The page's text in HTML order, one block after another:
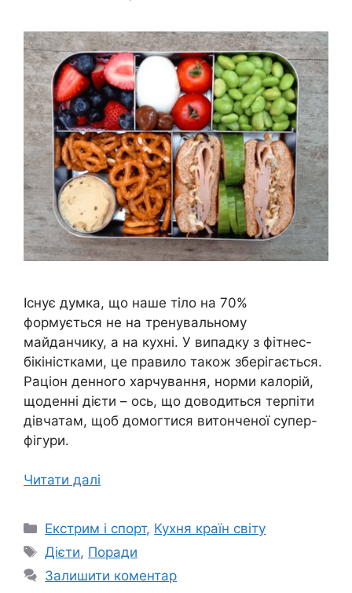
Існує думка, що наше тіло на 70%
формується не на тренувальному
майданчику, а на кухні. У випадку з фітнес-
бікіністками, це правило також зберігається.
Раціон денного харчування, норми калорій,
щоденні дієти – ось, що доводиться терпіти
дівчатам, щоб домогтися витонченої супер-
фігури.
Читати далі
Категорії
Екстрим і спорт, Кухня країн світу
Позначки
Дієти, Поради
Залишити коментар